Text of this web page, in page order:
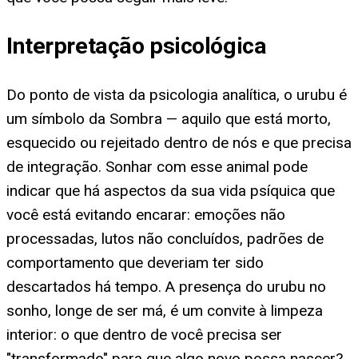
Interpretação psicológica
Do ponto de vista da psicologia analítica, o urubu é
um símbolo da Sombra — aquilo que está morto,
esquecido ou rejeitado dentro de nós e que precisa
de integração. Sonhar com esse animal pode
indicar que há aspectos da sua vida psíquica que
você está evitando encarar: emoções não
processadas, lutos não concluídos, padrões de
comportamento que deveriam ter sido
descartados há tempo. A presença do urubu no
sonho, longe de ser má, é um convite à limpeza
interior: o que dentro de você precisa ser